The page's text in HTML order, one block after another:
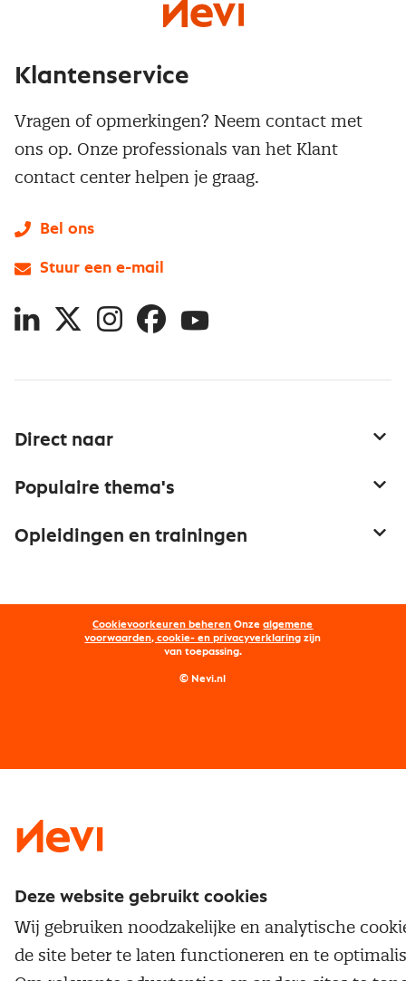
Direct naar
Netwerk en communities
Word lid van Nevi
Nevi PMI®
Populaire thema's
Onderhandelen
Opleidingen en trainingen
Opleidingen
Maatwerk
Nevi 1
Klantenservice
Vragen of opmerkingen? Neem contact met
ons op. Onze professionals van het Klant
contact center helpen je graag.
Bel ons
Stuur een e-mail
LinkedIn
X InstagramFacebookYouTube
Cookievoorkeuren beheren Onzealgemene
voorwaarden, cookie- en privacyverklaring zijn
van toepassing.
© Nevi.nl
Deze website gebruikt cookies
Wij gebruiken noodzakelijke en analytische
de site beter te laten functioneren en te